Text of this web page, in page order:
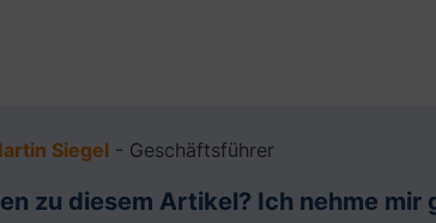
Siegel - Geschäftsführer
zu diesem Artikel? Ich nehme mir